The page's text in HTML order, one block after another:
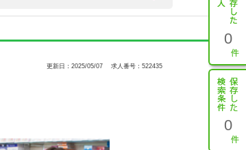
0
0
更新日：2025/05/07 求人番号：522435